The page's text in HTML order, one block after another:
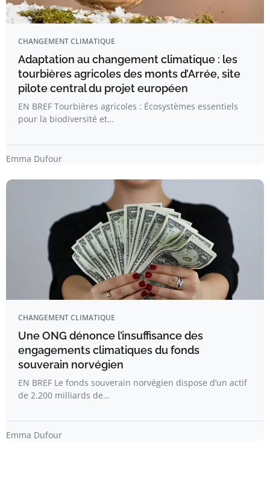
CHANGEMENT CLIMATIQUE
Adaptation au changement climatique : les
tourbières agricoles des monts d’Arrée, site
pilote central du projet européen
EN BREF Tourbières agricoles : Écosystèmes essentiels
pour la biodiversité et…
Emma Dufour
CHANGEMENT CLIMATIQUE
Une ONG dénonce l’insuffisance des
engagements climatiques du fonds
souverain norvégien
EN BREF Le fonds souverain norvégien dispose d’un actif
de 2.200 milliards de…
Emma Dufour